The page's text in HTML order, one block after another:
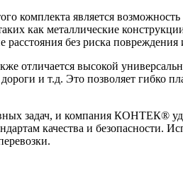
комплекта является
как металлические
без риска повреждения
высокой
и т.д. Это позволяет гибко
задач, и компания
качества и безопасности.